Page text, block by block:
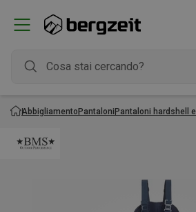
AbbigliamentoPantaloniPantaloni hardshell